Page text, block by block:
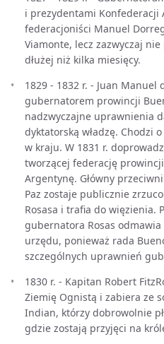
i prezydentami Konfederacji
federacjoniści Manuel
Viamonte, lecz zazwyczaj
dłużej niż kilka miesięcy.
1829 - 1832 r. - Juan Manuel
gubernatorem prowincji
nadzwyczajne uprawnienia
dyktatorską władzę. Chodzi
w kraju. W 1831 r.
tworzącej federację prowincji
Argentynę. Główny
Paz zostaje publicznie
Rosasa i trafia do więzienia.
gubernatora Rosas
urzędu, ponieważ rada
szczególnych uprawnień
1830 r. - Kapitan Robert
Ziemię Ognistą i zabiera ze
Indian, którzy dobrowolnie
gdzie zostają przyjęci na